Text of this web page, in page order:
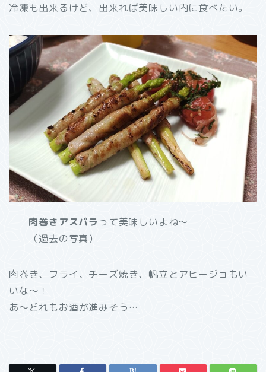
冷凍も出来るけど、出来れば美味しい内に食べたい。
肉巻きアスパラ って美味しいよね～
（過去の写真）
肉巻き、フライ、チーズ焼き、帆立とアヒージョもい
いな～！
あ～どれもお酒が進みそう…